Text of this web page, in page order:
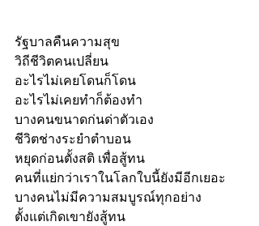
รัฐบาลคืนความสุข
วิถีชีวิตคนเปลี่ยน
อะไรไม่เคยโดนก็โดน
อะไรไม่เคยทำก็ต้องทำ
บางคนขนาดก่นด่าตัวเอง
ชีวิตช่างระยำตำบอน
หยุดก่อนตั้งสติ เพื่อสู้ทน
คนที่แย่กว่าเราในโลกใบนี้ยังมีอีกเยอะ
บางคนไม่มีความสมบูรณ์ทุกอย่าง
ตั้งแต่เกิดเขายังสู้ทน